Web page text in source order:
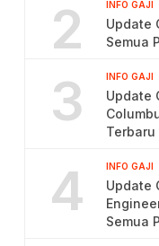
2 INFO GAJI
Update
Semua
3 INFO GAJI
Update
Terbaru
4 INFO GAJI
Update
Semua